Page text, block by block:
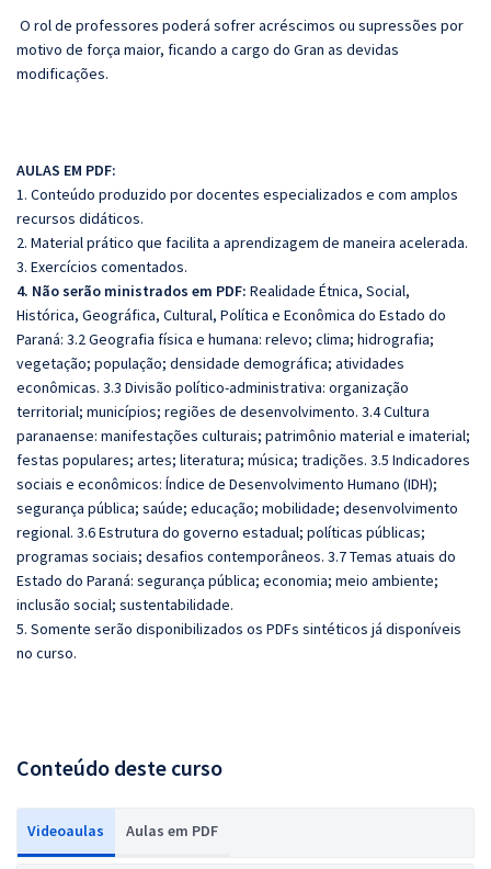
O rol de professores poderá sofrer acréscimos ou supressões por
motivo de força maior, ficando a cargo do Gran as devidas
modificações.
AULAS EM PDF:
1. Conteúdo produzido por docentes especializados e com amplos
recursos didáticos.
2. Material prático que facilita a aprendizagem de maneira acelerada.
3. Exercícios comentados.
4. Não serão ministrados em PDF: Realidade Étnica, Social,
Histórica, Geográfica, Cultural, Política e Econômica do Estado do
Paraná: 3.2 Geografia física e humana: relevo; clima; hidrografia;
vegetação; população; densidade demográfica; atividades
econômicas. 3.3 Divisão político-administrativa: organização
territorial; municípios; regiões de desenvolvimento. 3.4 Cultura
paranaense: manifestações culturais; patrimônio material e imaterial;
festas populares; artes; literatura; música; tradições. 3.5 Indicadores
sociais e econômicos: Índice de Desenvolvimento Humano (IDH);
segurança pública; saúde; educação; mobilidade; desenvolvimento
regional. 3.6 Estrutura do governo estadual; políticas públicas;
programas sociais; desafios contemporâneos. 3.7 Temas atuais do
Estado do Paraná: segurança pública; economia; meio ambiente;
inclusão social; sustentabilidade.
5. Somente serão disponibilizados os PDFs sintéticos já disponíveis
no curso.
Conteúdo deste curso
Videoaulas Aulas em PDF